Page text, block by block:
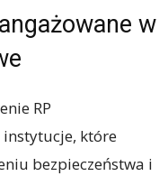
w
RP
instytucje, które
bezpieczeństwa i